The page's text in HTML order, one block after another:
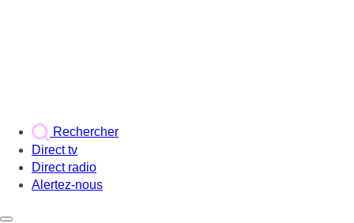
Rechercher
Direct tv
Direct radio
Alertez-nous